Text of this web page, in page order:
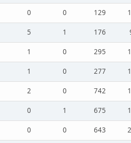
0 0 129
5 1 176
1 0 295
1 0 277
2 0 742
0 1 675
0 0 643